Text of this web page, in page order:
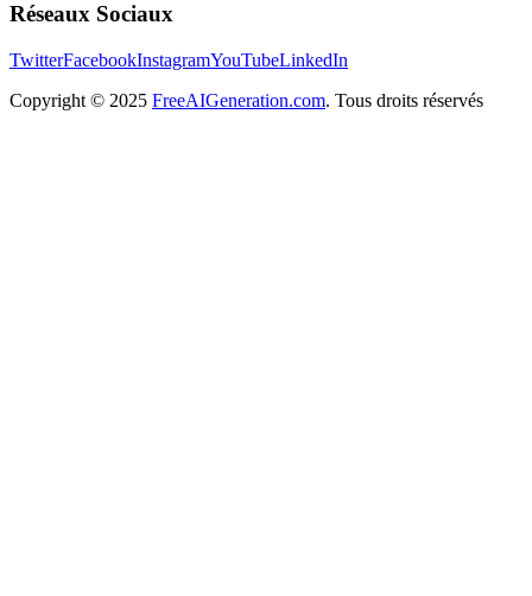
Réseaux Sociaux
TwitterFacebookInstagramYouTubeLinkedIn
Copyright © 2025 FreeAIGeneration.com. Tous droits réservés